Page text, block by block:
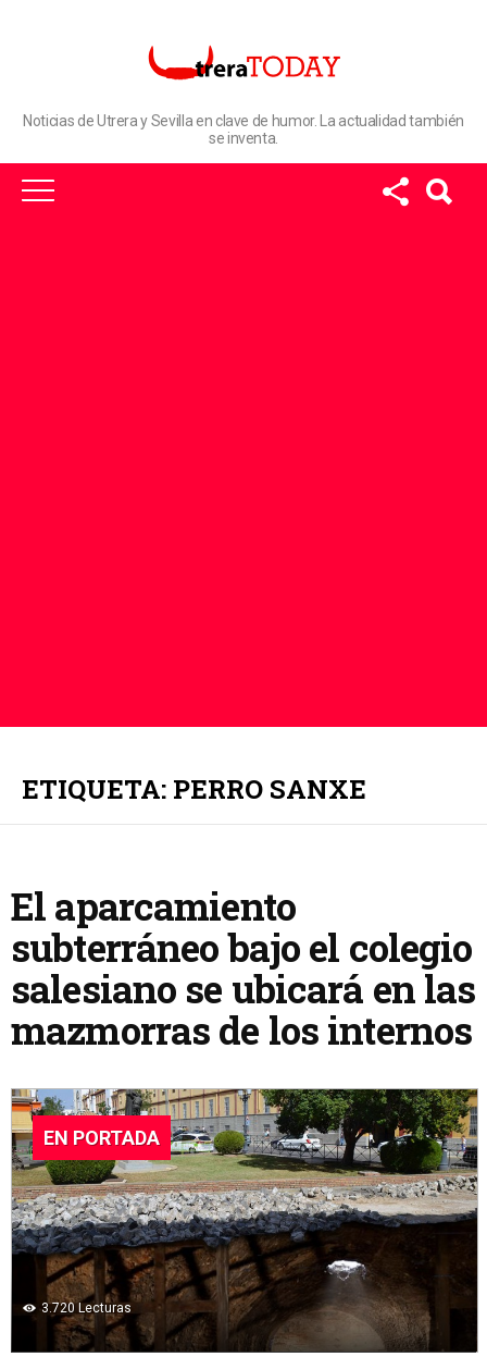
Noticias de Utrera y Sevilla en clave de humor. La actualidad también
se inventa.
ETIQUETA: PERRO SANXE
El aparcamiento
subterráneo bajo el colegio
salesiano se ubicará en las
mazmorras de los internos
EN PORTADA
3.720Lecturas